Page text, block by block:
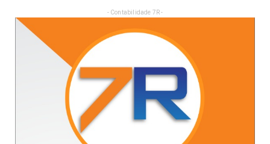
- Contabilidade 7R -